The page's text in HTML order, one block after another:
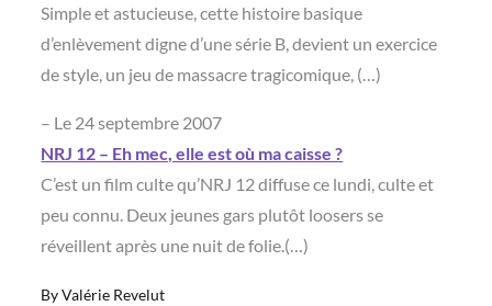
Simple et astucieuse, cette histoire basique
d’enlèvement digne d’une série B, devient un exercice
de style, un jeu de massacre tragicomique, (…)
– Le 24 septembre 2007
NRJ 12 – Eh mec, elle est où ma caisse ?
C’est un film culte qu’NRJ 12 diffuse ce lundi, culte et
peu connu. Deux jeunes gars plutôt loosers se
réveillent après une nuit de folie.(…)
ByValérie Revelut